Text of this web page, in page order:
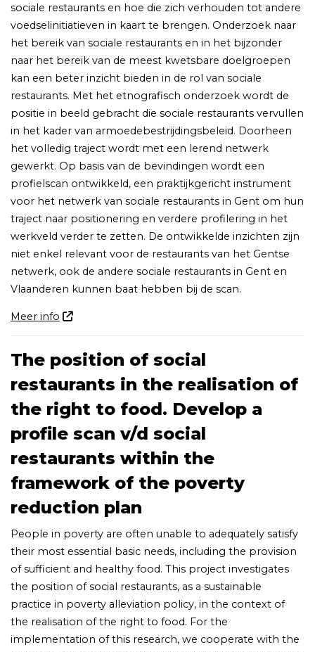
sociale restaurants en hoe die zich verhouden tot andere
voedselinitiatieven in kaart te brengen. Onderzoek naar
het bereik van sociale restaurants en in het bijzonder
naar het bereik van de meest kwetsbare doelgroepen
kan een beter inzicht bieden in de rol van sociale
restaurants. Met het etnografisch onderzoek wordt de
positie in beeld gebracht die sociale restaurants vervullen
in het kader van armoedebestrijdingsbeleid. Doorheen
het volledig traject wordt met een lerend netwerk
gewerkt. Op basis van de bevindingen wordt een
profielscan ontwikkeld, een praktijkgericht instrument
voor het netwerk van sociale restaurants in Gent om hun
traject naar positionering en verdere profilering in het
werkveld verder te zetten. De ontwikkelde inzichten zijn
niet enkel relevant voor de restaurants van het Gentse
netwerk, ook de andere sociale restaurants in Gent en
Vlaanderen kunnen baat hebben bij de scan.
Meer info
The position of social
restaurants in the realisation of
the right to food. Develop a
profile scan v/d social
restaurants within the
framework of the poverty
reduction plan
People in poverty are often unable to adequately satisfy
their most essential basic needs, including the provision
of sufficient and healthy food. This project investigates
the position of social restaurants, as a sustainable
practice in poverty alleviation policy, in the context of
the realisation of the right to food. For the
implementation of this research, we cooperate with the